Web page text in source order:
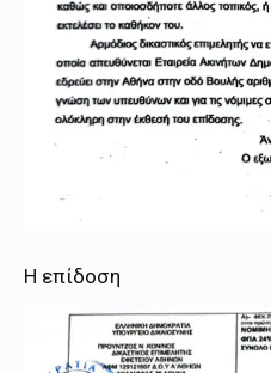
Η επίδοση